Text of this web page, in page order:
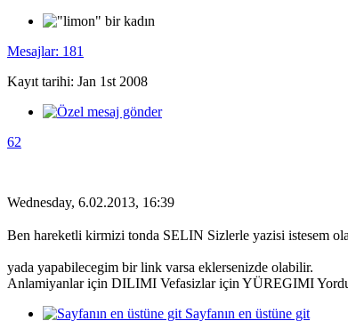
Mesajlar: 181
Kayıt tarihi: Jan 1st 2008
62
Wednesday, 6.02.2013, 16:39
Ben hareketli kirmizi tonda SELIN Sizlerle yazisi istesem
yada yapabilecegim bir link varsa eklersenizde olabilir.
Anlamiyanlar için DILIMI Vefasizlar için YÜREGIMI
Sayfanın en üstüne git